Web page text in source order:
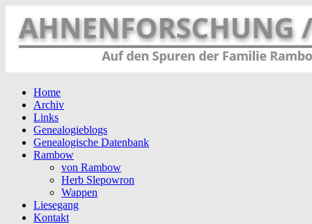
Home
Archiv
Links
Genealogieblogs
Genealogische Datenbank
Rambow
von Rambow
Herb Slepowron
Wappen
Liesegang
Kontakt